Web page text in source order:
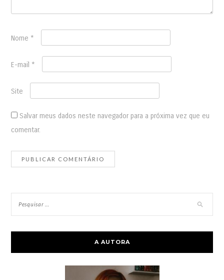
Nome *
E-mail *
Site
Salvar meus dados neste navegador para a próxima vez que eu
comentar.
A AUTORA